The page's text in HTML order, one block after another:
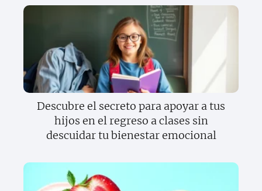
Descubre el secreto para apoyar a tus
hijos en el regreso a clases sin
descuidar tu bienestar emocional